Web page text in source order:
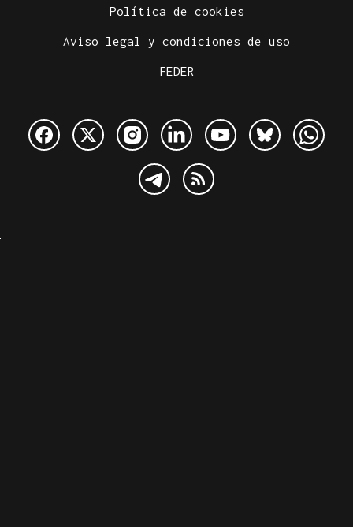
Política de cookies
Aviso legal y condiciones de uso
FEDER